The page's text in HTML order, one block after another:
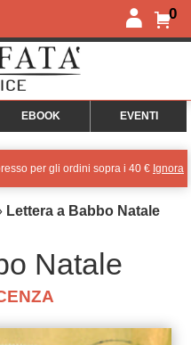
0
EBOOK EVENTI
per gli ordini sopra i 40 € Ignora
Lettera a Babbo Natale
Natale